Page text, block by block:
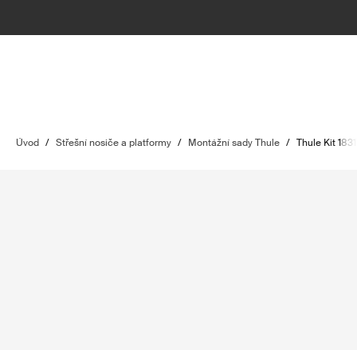
Úvod / Střešní nosiče a platformy / Montážní sady Thule / Thule Kit